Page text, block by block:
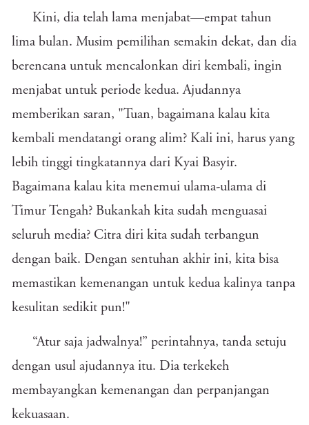
Kini, dia telah lama menjabat—empat tahun
lima bulan. Musim pemilihan semakin dekat, dan dia
berencana untuk mencalonkan diri kembali, ingin
menjabat untuk periode kedua. Ajudannya
memberikan saran, "Tuan, bagaimana kalau kita
kembali mendatangi orang alim? Kali ini, harus yang
lebih tinggi tingkatannya dari Kyai Basyir.
Bagaimana kalau kita menemui ulama-ulama di
Timur Tengah? Bukankah kita sudah menguasai
seluruh media? Citra diri kita sudah terbangun
dengan baik. Dengan sentuhan akhir ini, kita bisa
memastikan kemenangan untuk kedua kalinya tanpa
kesulitan sedikit pun!"
“Atur saja jadwalnya!” perintahnya, tanda setuju
dengan usul ajudannya itu. Dia terkekeh
membayangkan kemenangan dan perpanjangan
kekuasaan.